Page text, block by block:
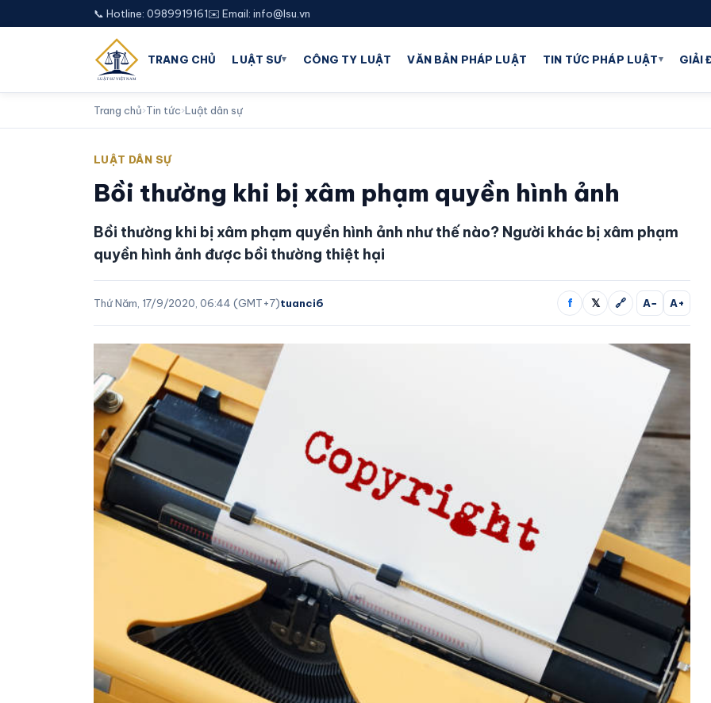
📞 Hotline: 0989919161✉️ Email: info@lsu.vn
TRANG CHỦ LUẬT SƯ▾ CÔNG TY LUẬT VĂN BẢN PHÁP LUẬT TIN TỨC PHÁP LUẬT▾ GIẢI
Trang chủ›Tin tức›Luật dân sự
LUẬT DÂN SỰ
Bồi thường khi bị xâm phạm quyền hình ảnh
Bồi thường khi bị xâm phạm quyền hình ảnh như thế nào? Người khác bị xâm phạm
quyền hình ảnh được bồi thường thiệt hại
Thứ Năm, 17/9/2020, 06:44 (GMT+7)tuanci6 f 𝕏 🔗 A− A+